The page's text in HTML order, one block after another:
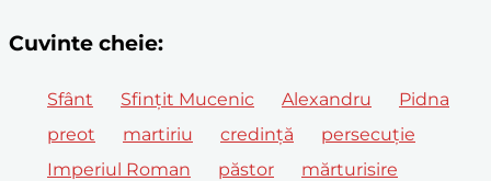
Cuvinte cheie:
Sfânt Sfințit Mucenic Alexandru
Pidna
preot
martiriu credință
persecuție
Imperiul Roman
păstor mărturisire